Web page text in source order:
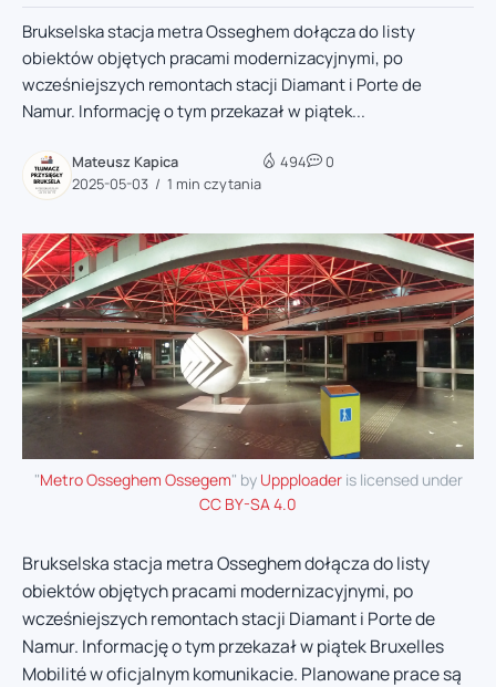
Brukselska stacja metra Osseghem dołącza do listy
obiektów objętych pracami modernizacyjnymi, po
wcześniejszych remontach stacji Diamant i Porte de
Namur. Informację o tym przekazał w piątek...
Mateusz Kapica
2025-05-03
1 min czytania
494 0
"Metro Osseghem Ossegem" by Uppploaderis licensed under
CC BY-SA 4.0
Brukselska stacja metra Osseghem dołącza do listy
obiektów objętych pracami modernizacyjnymi, po
wcześniejszych remontach stacji Diamant i Porte de
Namur. Informację o tym przekazał w piątek Bruxelles
Mobilité w oficjalnym komunikacie. Planowane prace są